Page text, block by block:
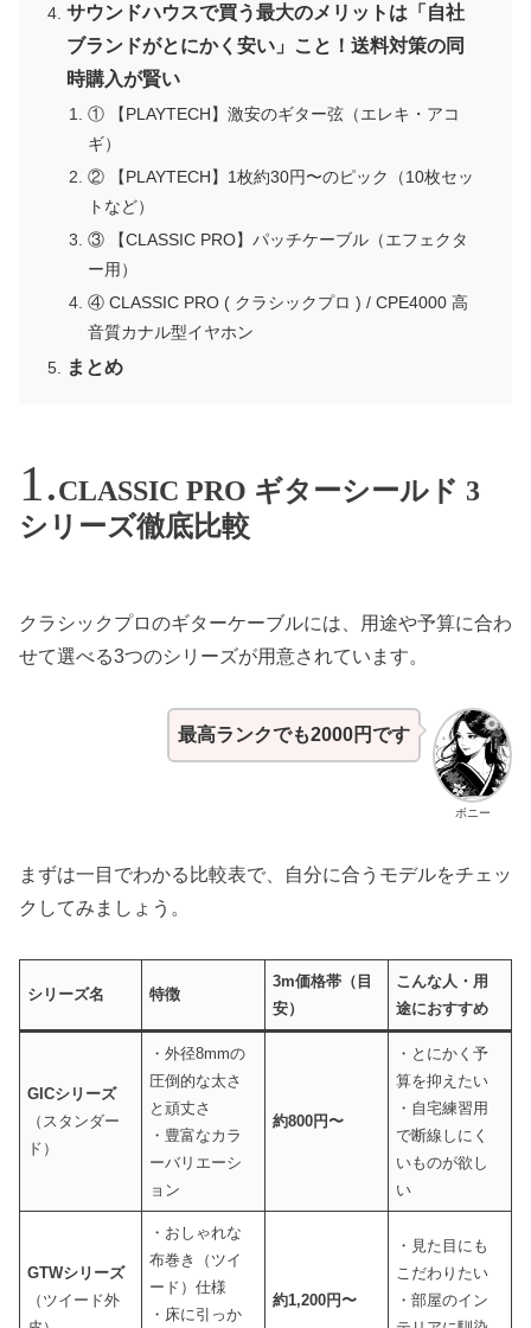
サウンドハウスで買う最大のメリットは「自社
ブランドがとにかく安い」こと！送料対策の同
時購入が賢い
① 【PLAYTECH】激安のギター弦（エレキ・アコ
ギ）
② 【PLAYTECH】1枚約30円〜のピック（10枚セッ
トなど）
③ 【CLASSIC PRO】パッチケーブル（エフェクタ
ー用）
④ CLASSIC PRO ( クラシックプロ ) / CPE4000 高
音質カナル型イヤホン
まとめ
CLASSIC PRO ギターシールド 3
シリーズ徹底比較
クラシックプロのギターケーブルには、用途や予算に合わ
せて選べる3つのシリーズが用意されています。
ボニー
最高ランクでも2000円です
まずは一目でわかる比較表で、自分に合うモデルをチェッ
クしてみましょう。
シリーズ名 特徴
3m価格帯（目
安）
こんな人・用
途におすすめ
GICシリーズ
（スタンダー
ド）
・外径8mmの
圧倒的な太さ
と頑丈さ
・豊富なカラ
ーバリエーシ
ョン
約800円〜
・とにかく予
算を抑えたい
・自宅練習用
で断線しにく
いものが欲し
い
GTWシリーズ
（ツイード外
・おしゃれな
布巻き（ツイ
ード）仕様
・床に引っか
約1,200円〜
・見た目にも
こだわりたい
・部屋のイン